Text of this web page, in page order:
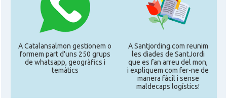
A Catalansalmon gestionem o
formem part d'uns 250 grups
de whatsapp, geogràfics i
temàtics
A Santjording.com reunim
les diades de SantJordi
que es fan arreu del mon,
i expliquem com fer-ne de
manera fàcil i sense
maldecaps logí­stics!